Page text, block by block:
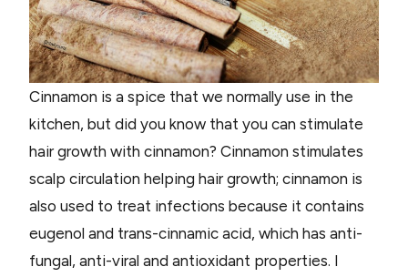
Cinnamon is a spice that we normally use in the
kitchen, but did you know that you can stimulate
hair growth with cinnamon? Cinnamon stimulates
scalp circulation helping hair growth; cinnamon is
also used to treat infections because it contains
eugenol and trans-cinnamic acid, which has anti-
fungal, anti-viral and antioxidant properties. I